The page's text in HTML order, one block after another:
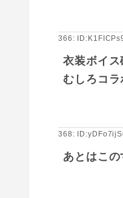
366:
衣装ボイ
むしろコ
368:
あとはこ